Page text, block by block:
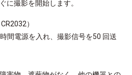
に撮影を開始します。
）
間電源を入れ、撮影信号を50 回送